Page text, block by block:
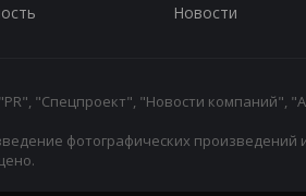
Новости
"Спецпроект", "Новости компаний",
фотографических